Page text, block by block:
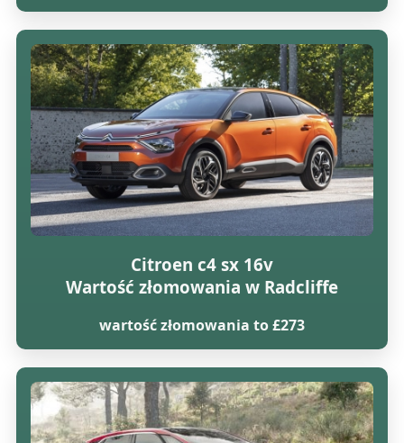
Citroen c4 sx 16v
Wartość złomowania w Radcliffe
wartość złomowania to £273